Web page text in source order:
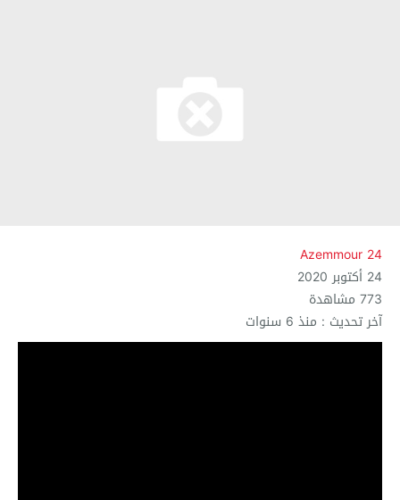
Azemmour 24
24 أكتوبر 2020
773 مشاهدة
آخر تحديث : منذ 6 سنوات